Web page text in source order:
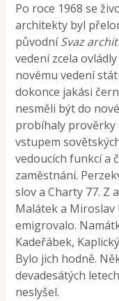
Po roce 1968 se
architekty byl
původníSvaz
vedení zcela
novému vedení
dokonce jakási
nesměli být do
probíhaly prověrky
vstupem
vedoucích funkcí a
zaměstnání.
slov a Charty 77. Z
Malátek a
emigrovalo.
Kadeřábek,
Bylo jich hodně.
devadesátých
neslyšel.